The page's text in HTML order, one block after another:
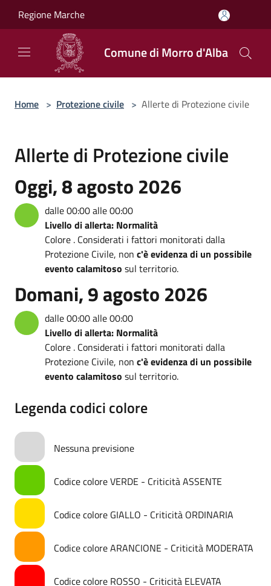
Regione Marche
Comune di Morro d'Alba
Home > Protezione civile > Allerte di Protezione civile
Allerte di Protezione civile
Oggi, 8 agosto 2026
dalle 00:00 alle 00:00
Livello di allerta: Normalità
Colore . Considerati i fattori monitorati dalla
Protezione Civile, non c'è evidenza di un possibile
evento calamitoso sul territorio.
Domani, 9 agosto 2026
dalle 00:00 alle 00:00
Livello di allerta: Normalità
Colore . Considerati i fattori monitorati dalla
Protezione Civile, non c'è evidenza di un possibile
evento calamitoso sul territorio.
Legenda codici colore
Nessuna previsione
Codice colore VERDE - Criticità ASSENTE
Codice colore GIALLO - Criticità ORDINARIA
Codice colore ARANCIONE - Criticità MODERATA
Codice colore ROSSO - Criticità ELEVATA